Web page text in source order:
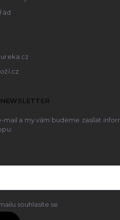
mail a my vám budeme zasílat
souhlasíte se